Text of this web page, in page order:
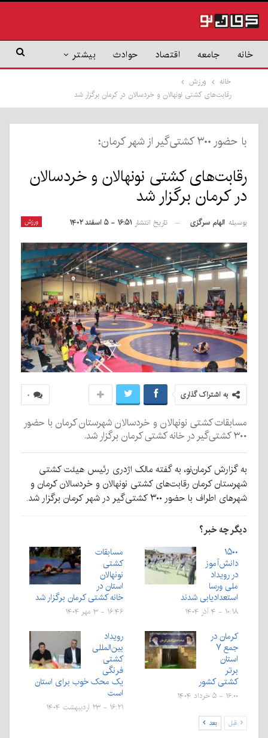
خانه جامعه اقتصاد حوادث بیشتر
خانه
ورزش
رقابت‌های کشتی نونهالان و خردسالان در کرمان برگزار شد
با حضور ۳۰۰ کشتی‌گیر از شهر کرمان؛
رقابت‌های کشتی نونهالان و خردسالان
در کرمان برگزار شد
ورزش بوسیله الهام سرگزی تاریخ انتشار ۱۶:۵۱ - ۵ اسفند ۱۴۰۲
۰ به اشتراک گذاری
مسابقات کشتی نونهالان و خردسالان شهرستان کرمان با حضور
۳۰۰ کشتی‌گیر در خانه کشتی کرمان برگزار شد.
به گزارش کرمان‌نو، به گفته مالک اژدری رئیس هیئت کشتی
شهرستان کرمان رقابت‌های کشتی نونهالان و خردسالان کرمان و
شهرهای اطراف با حضور ۳۰۰ کشتی‌گیر در شهر کرمان برگزار شد.
دیگر چه خبر؟
۱۵۰۰
دانش‌آموز
در رویداد
ملی ورسا
استعدادیابی شدند
۱۰:۱۸ - ۴ آذر ۱۴۰۴
مسابقات
کشتی
نونهالان
استان در
خانه کشتی کرمان برگزار شد
۱۶:۴۶ - ۳ مهر ۱۴۰۴
کرمان در
جمع ۷
استان
برتر
کشتی کشور
۱۶:۰۰ - ۵ خرداد ۱۴۰۴
رویداد
بین‌المللی
کشتی
فرنگی
یک محک خوب برای استان
است
۱۶:۲۱ - ۲۳ اردیبهشت ۱۴۰۴
قبل بعد